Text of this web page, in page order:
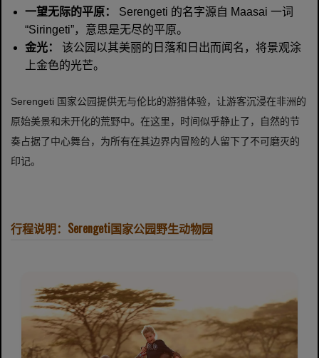
一望无际的平原：
Serengeti 的名字源自 Maasai 一词
“Siringeti”，意思是无尽的平原。
金光：
该公园以其美丽的日落和日出而闻名，将景观涂
上金色的光芒。
Serengeti 国家公园提供无与伦比的游猎体验，让游客沉浸在非洲的
原始美景和未开化的荒野中。在这里，时间似乎静止了，自然的节
奏占据了中心舞台，为所有在其边界内冒险的人留下了不可磨灭的
印记。
行程说明：Serengeti国家公园野生动物园